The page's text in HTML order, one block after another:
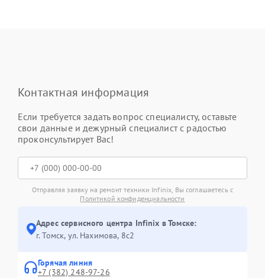
Контактная информация
Если требуется задать вопрос специалисту, оставьте
свои данные и дежурный специалист с радостью
проконсультирует Вас!
Отправляя заявку на ремонт техники Infinix, Вы соглашаетесь с
Политикой конфиденциальности
Адрес сервисного центра Infinix в Томске:
г. Томск, ул. Нахимова, 8с2
Горячая линия
+7 (382) 248-97-26